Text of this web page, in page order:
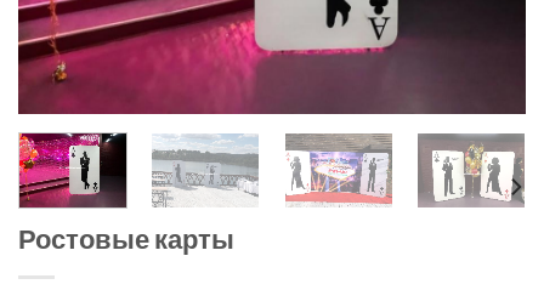
Ростовые карты